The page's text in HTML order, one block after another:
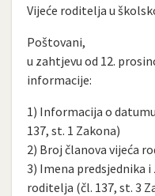
Vijeće roditelja u
Poštovani,
u zahtjevu od 12.
informacije:
1) Informacija o
137, st. 1 Zakona)
2) Broj članova vijeća
3) Imena predsjednika
roditelja (čl. 137, st. 3